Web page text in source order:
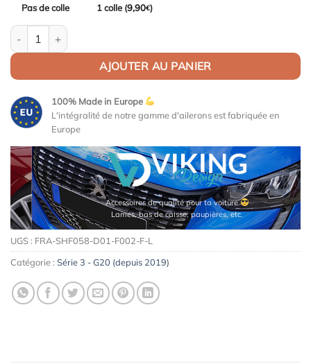
Pas de colle 1 colle (9,90€)
quantité de Aileron Col de cygne V1 pour BMW Série 3 G20 /
AJOUTER AU PANIER
100% Made in Europe
L'intégralité de notre gamme d'ailerons est fabriquée en
Europe
Accessoires de qualité pour ta voiture
Lames, bas de caisse, paupières, etc.
UGS : FRA-SHF058-D01-F002-F-L
Catégorie : Série 3 - G20 (depuis 2019)